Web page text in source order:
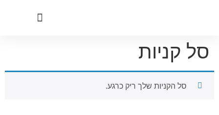
סל קניות
סל הקניות שלך ריק כרגע.